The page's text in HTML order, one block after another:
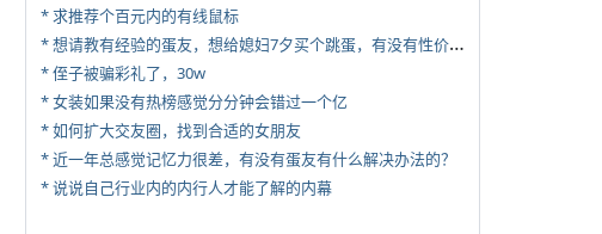
* 求推荐个百元内的有线鼠标
*
想请教有经验的蛋友，想给媳妇7夕买个跳蛋，有没有性价比高的推荐
* 侄子被骗彩礼了，30w
* 女装如果没有热榜感觉分分钟会错过一个亿
* 如何扩大交友圈，找到合适的女朋友
* 近一年总感觉记忆力很差，有没有蛋友有什么解决办法的？
* 说说自己行业内的内行人才能了解的内幕